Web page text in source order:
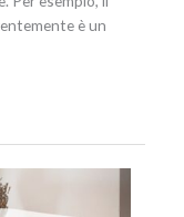
è un